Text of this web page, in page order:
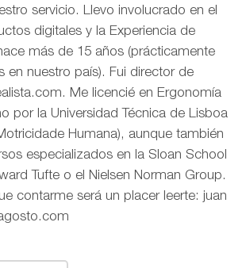
servicio. Llevo involucrado en el
digitales y la Experiencia de
más de 15 años (prácticamente
en nuestro país). Fui director de
Me licencié en Ergonomía
por la Universidad Técnica de Lisboa
Humana), aunque también
especializados en la Sloan School
Tufte o el Nielsen Norman Group.
contarme será un placer leerte: juan